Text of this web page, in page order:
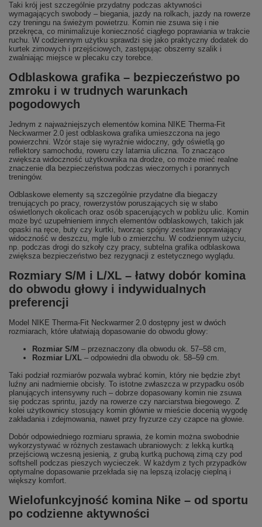
Taki krój jest szczególnie przydatny podczas aktywności
wymagających swobody – biegania, jazdy na rolkach, jazdy na rowerze
czy treningu na świeżym powietrzu. Komin nie zsuwa się i nie
przekręca, co minimalizuje konieczność ciągłego poprawiania w trakcie
ruchu. W codziennym użytku sprawdzi się jako praktyczny dodatek do
kurtek zimowych i przejściowych, zastępując obszerny szalik i
zwalniając miejsce w plecaku czy torebce.
Odblaskowa grafika – bezpieczeństwo po
zmroku i w trudnych warunkach
pogodowych
Jednym z najważniejszych elementów komina NIKE Therma-Fit
Neckwarmer 2.0 jest odblaskowa grafika umieszczona na jego
powierzchni. Wzór staje się wyraźnie widoczny, gdy oświetlą go
reflektory samochodu, roweru czy latarnia uliczna. To znacząco
zwiększa widoczność użytkownika na drodze, co może mieć realne
znaczenie dla bezpieczeństwa podczas wieczornych i porannych
treningów.
Odblaskowe elementy są szczególnie przydatne dla biegaczy
trenujących po pracy, rowerzystów poruszających się w słabo
oświetlonych okolicach oraz osób spacerujących w pobliżu ulic. Komin
może być uzupełnieniem innych elementów odblaskowych, takich jak
opaski na ręce, buty czy kurtki, tworząc spójny zestaw poprawiający
widoczność w deszczu, mgle lub o zmierzchu. W codziennym użyciu,
np. podczas drogi do szkoły czy pracy, subtelna grafika odblaskowa
zwiększa bezpieczeństwo bez rezygnacji z estetycznego wyglądu.
Rozmiary S/M i L/XL – łatwy dobór komina
do obwodu głowy i indywidualnych
preferencji
Model NIKE Therma-Fit Neckwarmer 2.0 dostępny jest w dwóch
rozmiarach, które ułatwiają dopasowanie do obwodu głowy:
Rozmiar S/M – przeznaczony dla obwodu ok. 57–58 cm,
Rozmiar L/XL – odpowiedni dla obwodu ok. 58–59 cm.
Taki podział rozmiarów pozwala wybrać komin, który nie będzie zbyt
luźny ani nadmiernie obcisły. To istotne zwłaszcza w przypadku osób
planujących intensywny ruch – dobrze dopasowany komin nie zsuwa
się podczas sprintu, jazdy na rowerze czy narciarstwa biegowego. Z
kolei użytkownicy stosujący komin głównie w mieście docenią wygodę
zakładania i zdejmowania, nawet przy fryzurze czy czapce na głowie.
Dobór odpowiedniego rozmiaru sprawia, że komin można swobodnie
wykorzystywać w różnych zestawach ubraniowych: z lekką kurtką
przejściową wczesną jesienią, z grubą kurtką puchową zimą czy pod
softshell podczas pieszych wycieczek. W każdym z tych przypadków
optymalne dopasowanie przekłada się na lepszą izolację cieplną i
większy komfort.
Wielofunkcyjność komina Nike – od sportu
po codzienne aktywności